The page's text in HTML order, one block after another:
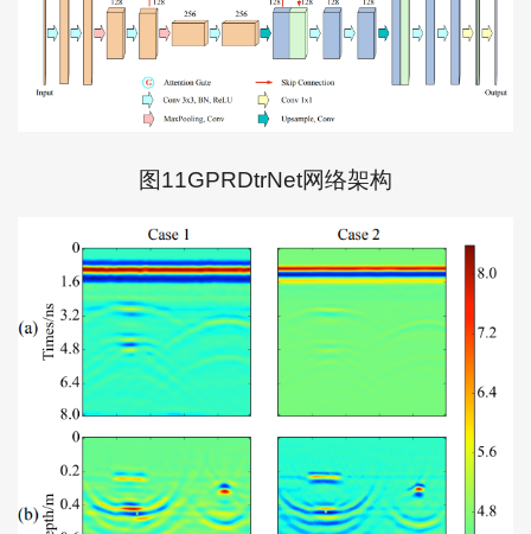
图11GPRDtrNet网络架构